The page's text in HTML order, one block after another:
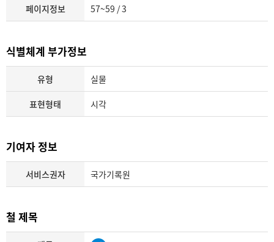
페이지정보 57~59 / 3
식별체계 부가정보
유형 실물
표현형태 시각
기여자 정보
서비스권자 국가기록원
철 제목